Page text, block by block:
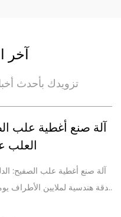
آخر
تزويدك بأحدث
آلة صنع أغطية علب
العلب
آلة صنع أغطية علب الصفيح: